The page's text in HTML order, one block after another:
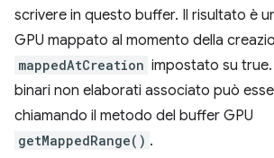
scrivere in questo buffer. Il risultato è
GPU mappato al momento della
mappedAtCreation impostato su
binari non elaborati associato può
chiamando il metodo del buffer GPU
getMappedRange() .